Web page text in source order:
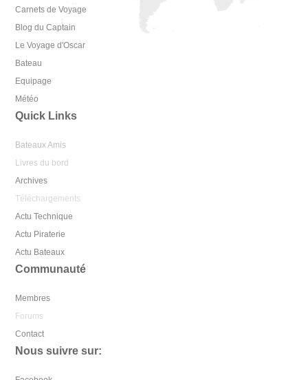
Carnets de Voyage
Blog du Captain
Le Voyage d'Oscar
Bateau
Equipage
Météo
Quick Links
Bateaux Amis
Livres du bord
Archives
Téléchargements
Actu Technique
Actu Piraterie
Actu Bateaux
Communauté
Membres
Forums
Contact
Nous suivre sur: